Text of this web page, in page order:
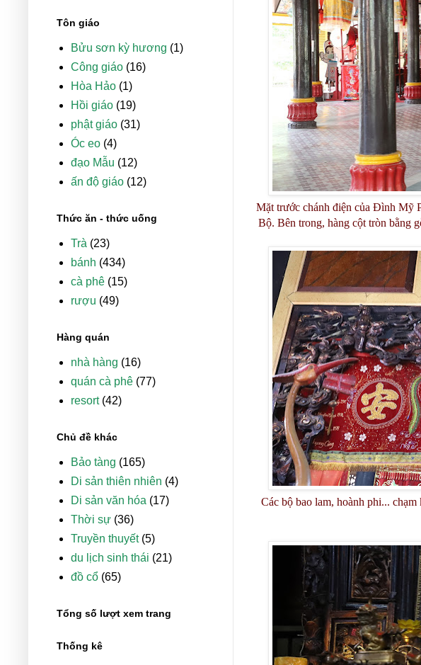
Mặt trước chánh điện của Đình Mỹ
Bộ. Bên trong, hàng cột tròn bằng
Các bộ bao lam, hoành phi...
Tôn giáo
Bửu sơn kỳ hương (1)
Công giáo (16)
Hòa Hảo (1)
Hồi giáo (19)
phật giáo (31)
Óc eo (4)
đạo Mẫu (12)
ấn độ giáo (12)
Thức ăn - thức uống
Trà (23)
bánh (434)
cà phê (15)
rượu (49)
Hàng quán
nhà hàng (16)
quán cà phê (77)
resort (42)
Chủ đề khác
Bảo tàng (165)
Di sản thiên nhiên (4)
Di sản văn hóa (17)
Thời sự (36)
Truyền thuyết (5)
du lịch sinh thái (21)
đồ cổ (65)
Tổng số lượt xem trang
Thống kê